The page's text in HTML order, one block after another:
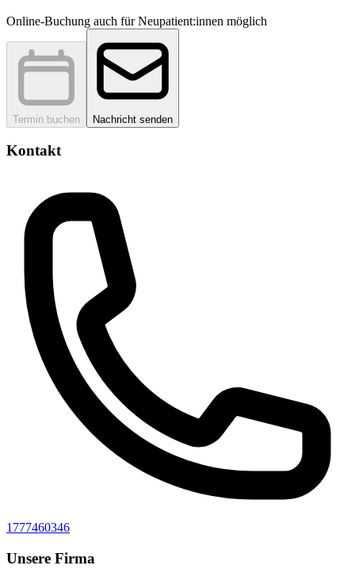
Online-Buchung auch für Neupatient:innen möglich
Termin buchen Nachricht senden
Kontakt
1777460346
Unsere Firma